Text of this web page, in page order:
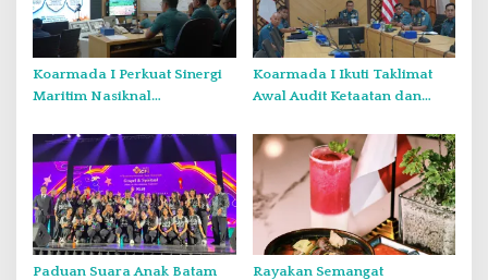
Koarmada I Perkuat Sinergi
Maritim Nasiknal
Melalui Rakor Pengamanan
Laut Natuna Utara
Koarmada I Ikuti Taklimat
Awal Audit Ketaatan dan
2026 Secara Vicon
Paduan Suara Anak Batam
Rayakan Semangat